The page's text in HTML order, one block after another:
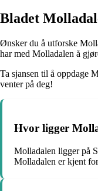
Bladet
Ønsker du å utforske
har med Molladalen å
Ta sjansen til å oppdage
venter på deg!
Hvor ligger
Molladalen ligger på
Molladalen er kjent